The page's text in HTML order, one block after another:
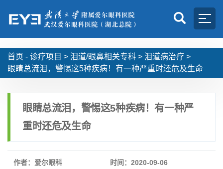
首页 - 诊疗项目 > 泪道/眼鼻相关专科 > 泪道病治疗 >
眼睛总流泪，警惕这5种疾病！有一种严重时还危及生命
眼睛总流泪，警惕这5种疾病！有一种严
重时还危及生命
作者：爱尔眼科 时间：2020-09-06